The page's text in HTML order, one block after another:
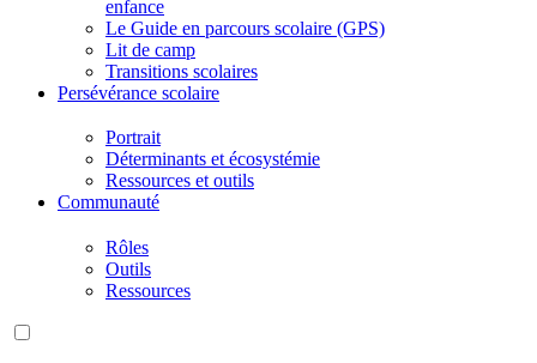
enfance
Le Guide en parcours scolaire (GPS)
Lit de camp
Transitions scolaires
Persévérance scolaire
Portrait
Déterminants et écosystémie
Ressources et outils
Communauté
Rôles
Outils
Ressources